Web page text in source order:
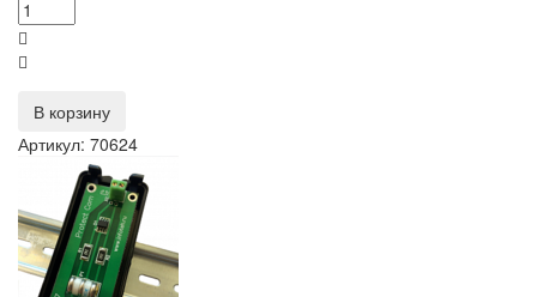
В корзину
Артикул: 70624